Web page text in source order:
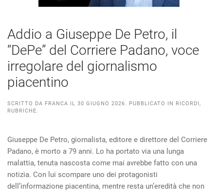
Addio a Giuseppe De Petro, il
“DePe” del Corriere Padano, voce
irregolare del giornalismo
piacentino
SCRITTO DA FRANCA IL 30 GIUGNO 2026. PUBBLICATO IN RICORDI ,
RUBRICHE.
Giuseppe De Petro, giornalista, editore e direttore del Corriere
Padano, è morto a 79 anni. Lo ha portato via una lunga
malattia, tenuta nascosta come mai avrebbe fatto con una
notizia. Con lui scompare uno dei protagonisti
dell’informazione piacentina, mentre resta un’eredità che non